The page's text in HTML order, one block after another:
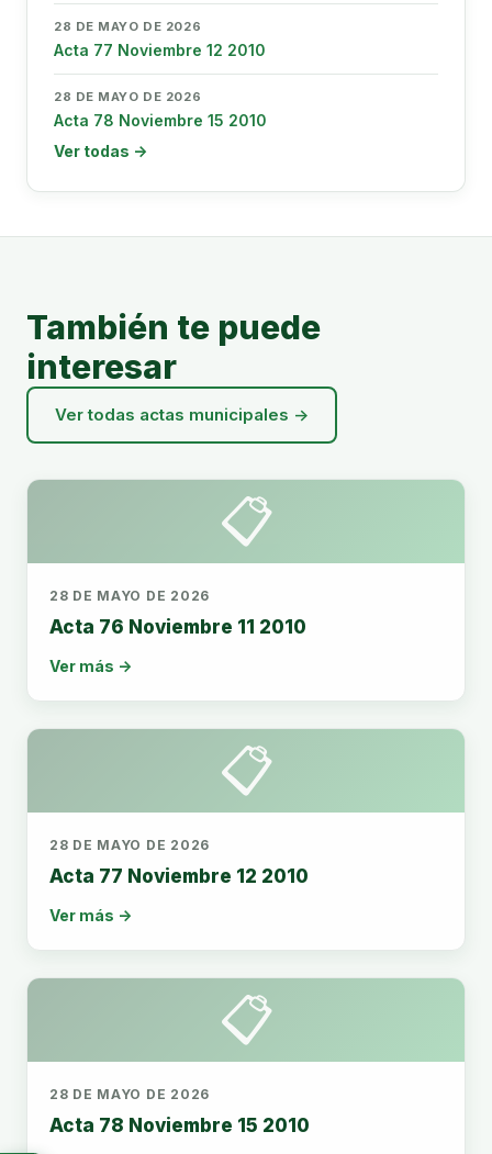
28 DE MAYO DE 2026
Acta 77 Noviembre 12 2010
28 DE MAYO DE 2026
Acta 78 Noviembre 15 2010
Ver todas →
También te puede
interesar
Ver todas actas municipales →
📋
28 DE MAYO DE 2026
Acta 76 Noviembre 11 2010
Ver más →
📋
28 DE MAYO DE 2026
Acta 77 Noviembre 12 2010
Ver más →
📋
28 DE MAYO DE 2026
Acta 78 Noviembre 15 2010